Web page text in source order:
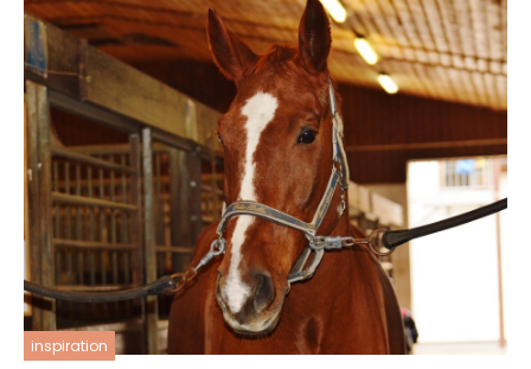
inspiration